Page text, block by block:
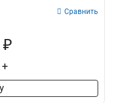
Сравнить
+